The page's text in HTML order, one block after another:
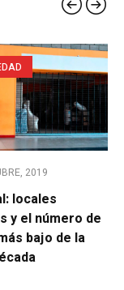
2019
locales
y el número de
bajo de la